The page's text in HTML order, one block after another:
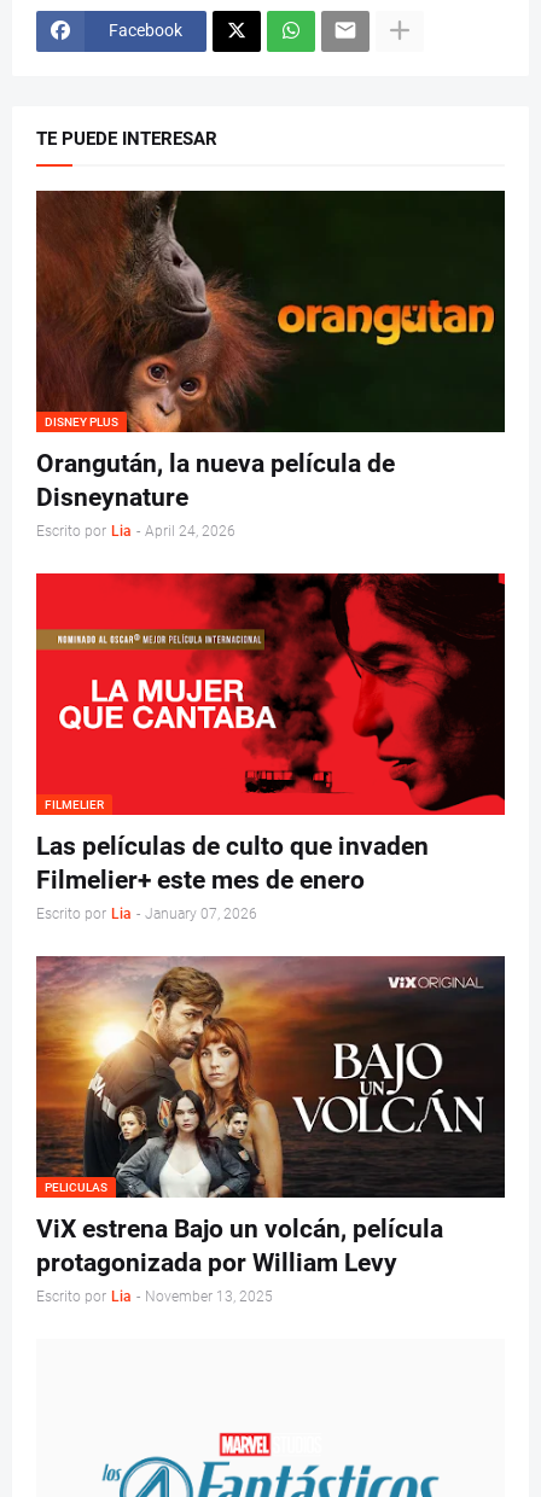
Facebook
TE PUEDE INTERESAR
DISNEY PLUS
Orangután, la nueva película de
Disneynature
Escrito por Lia - April 24, 2026
FILMELIER
Las películas de culto que invaden
Filmelier+ este mes de enero
Escrito por Lia - January 07, 2026
PELICULAS
ViX estrena Bajo un volcán, película
protagonizada por William Levy
Escrito por Lia - November 13, 2025